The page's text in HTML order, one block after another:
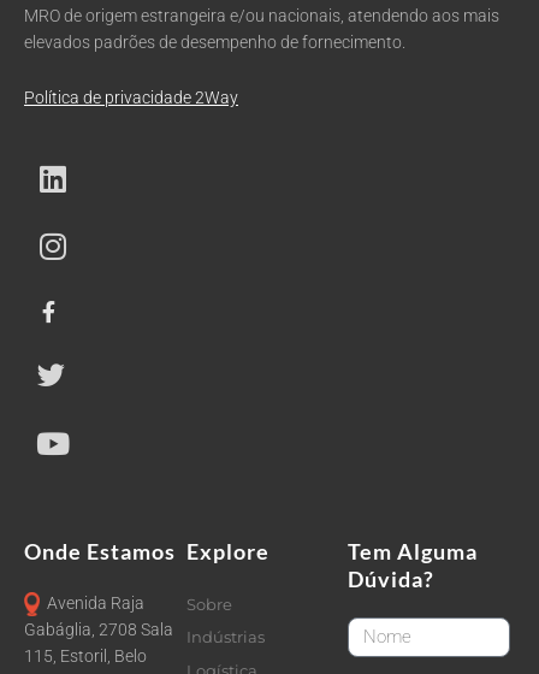
MRO de origem estrangeira e/ou nacionais, atendendo aos mais
elevados padrões de desempenho de fornecimento.
Política de privacidade 2Way
Onde Estamos
Avenida Raja
Gabáglia, 2708 Sala
115, Estoril, Belo
Explore
Sobre
Indústrias
Tem Alguma
Dúvida?
FirstName